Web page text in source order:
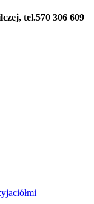
tel.570 306 609